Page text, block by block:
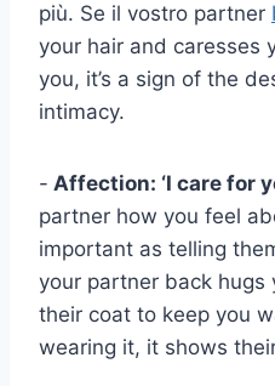
più. Se il vostro partner
your hair and caresses
you, it’s a sign of the
intimacy.
- Affection: ‘I care for
partner how you feel
important as telling
your partner back hugs
their coat to keep you
wearing it, it shows